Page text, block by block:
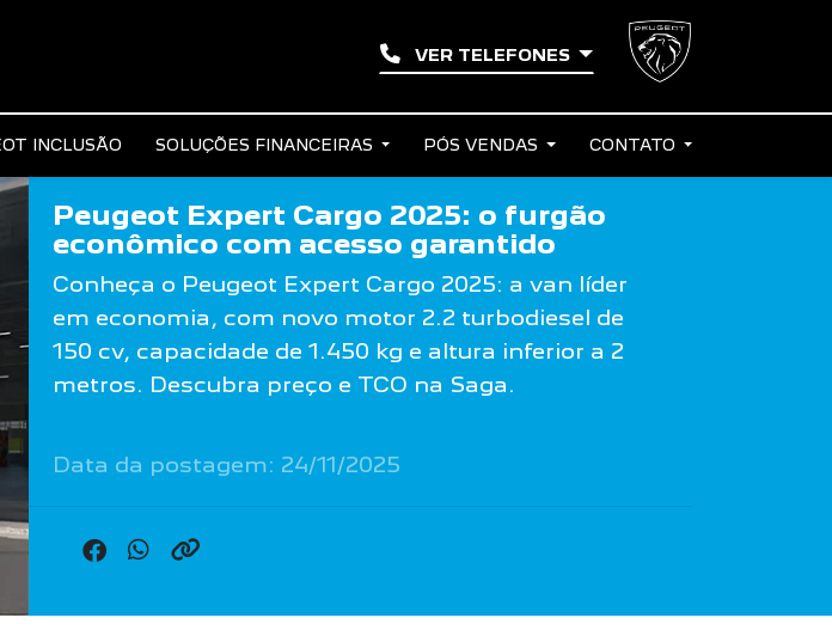
VER TELEFONES
INCLUSÃO SOLUÇÕES FINANCEIRAS PÓS VENDAS CONTATO
Peugeot Expert Cargo 2025: o furgão
econômico com acesso garantido
Conheça o Peugeot Expert Cargo 2025: a van líder
em economia, com novo motor 2.2 turbodiesel de
150 cv, capacidade de 1.450 kg e altura inferior a 2
metros. Descubra preço e TCO na Saga.
Data da postagem: 24/11/2025